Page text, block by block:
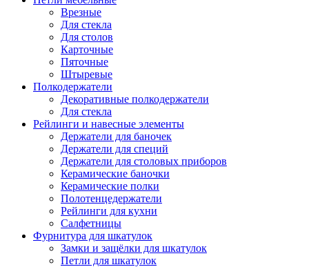
Врезные
Для стекла
Для столов
Карточные
Пяточные
Штыревые
Полкодержатели
Декоративные полкодержатели
Для стекла
Рейлинги и навесные элементы
Держатели для баночек
Держатели для специй
Держатели для столовых приборов
Керамические баночки
Керамические полки
Полотенцедержатели
Рейлинги для кухни
Салфетницы
Фурнитура для шкатулок
Замки и защёлки для шкатулок
Петли для шкатулок